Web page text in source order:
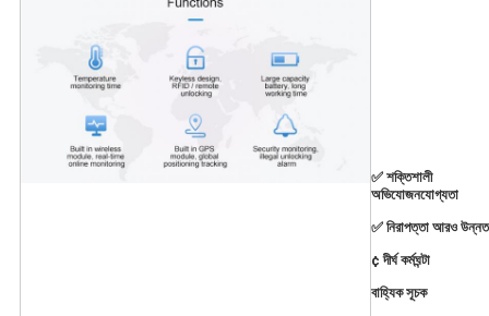
✅ শক্তিশালী
অভিযোজনযোগ্যতা
✅ নিরাপত্তা আরও উন্নত
¢ দীর্ঘ কর্মঘন্টা
বাহ্যিক সূচক